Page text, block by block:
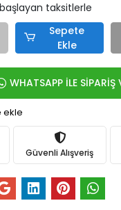
taksitlerle
Sepete
Ekle
WHATSAPP İLE SİPARİŞ
ekle
Güvenli Alışveriş